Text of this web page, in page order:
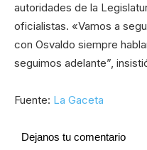
autoridades de la
oficialistas. «Vamos a
con Osvaldo siempre
seguimos adelante”,
Fuente: La Gaceta
Dejanos tu comentario